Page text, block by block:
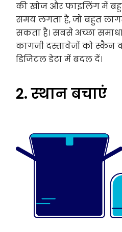
की खोज और फाइलिंग में
समय लगता है, जो बहुत
सकता है। सबसे अच्छा
कागजी दस्तावेजों को स्कैन
डिजिटल डेटा में बदल दें।
2. स्थान बचाएं